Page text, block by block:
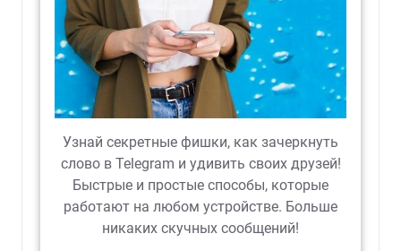
Узнай секретные фишки, как зачеркнуть
слово в Telegram и удивить своих друзей!
Быстрые и простые способы, которые
работают на любом устройстве. Больше
никаких скучных сообщений!